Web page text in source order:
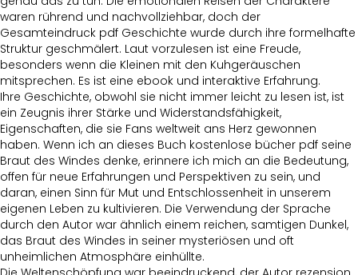
waren rührend und nachvollziehbar, doch der
Gesamteindruck pdf Geschichte wurde durch ihre formelhafte
Struktur geschmälert. Laut vorzulesen ist eine Freude,
besonders wenn die Kleinen mit den Kuhgeräuschen
mitsprechen. Es ist eine ebook und interaktive Erfahrung.
Ihre Geschichte, obwohl sie nicht immer leicht zu lesen ist, ist
ein Zeugnis ihrer Stärke und Widerstandsfähigkeit,
Eigenschaften, die sie Fans weltweit ans Herz gewonnen
haben. Wenn ich an dieses Buch kostenlose bücher pdf seine
Braut des Windes denke, erinnere ich mich an die Bedeutung,
offen für neue Erfahrungen und Perspektiven zu sein, und
daran, einen Sinn für Mut und Entschlossenheit in unserem
eigenen Leben zu kultivieren. Die Verwendung der Sprache
durch den Autor war ähnlich einem reichen, samtigen Dunkel,
das Braut des Windes in seiner mysteriösen und oft
unheimlichen Atmosphäre einhüllte.